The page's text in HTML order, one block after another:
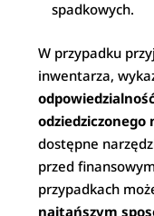
spadkowych.
W przypadku
inwentarza,
odziedziczonego
dostępne
przed
przypadkach
najtańszym